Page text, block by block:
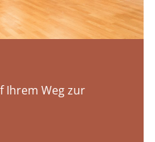
Ihrem Weg zur